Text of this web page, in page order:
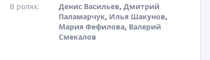
В ролях:
Денис Васильев, Дмитрий
Паламарчук, Илья Шакунов,
Мария Фефилова, Валерий
Смекалов